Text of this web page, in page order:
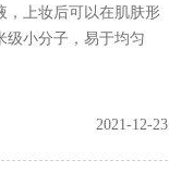
，上妆后可以在肌肤形
级小分子，易于均匀
2021-12-23